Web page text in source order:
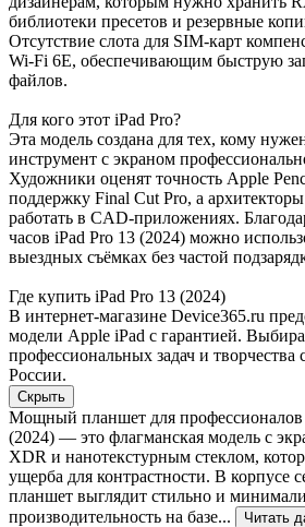
библиотеки пресетов и резервные
Отсутствие слота для SIM-карт
Wi-Fi 6E, обеспечивающим быструю
файлов.
Для кого этот iPad Pro?
Эта модель создана для тех, кому
инструмент с экраном
Художники оценят точность Apple
поддержку Final Cut Pro, а
работать в CAD-приложениях.
часов iPad Pro 13 (2024) можно
выездных съёмках без частой
Где купить iPad Pro 13 (2024)
В интернет-магазине Device365.ru
модели Apple iPad с гарантией.
профессиональных задач и творчества
России.
Скрыть
Мощный планшет для профессионалов
(2024) — это флагманская модель с
XDR и нанотекстурным стеклом,
ущерба для контрастности. В корпусе
планшет выглядит стильно и
производительность на базе...
Читать